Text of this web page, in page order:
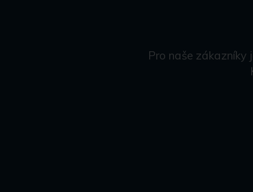
Pro naše zákazníky